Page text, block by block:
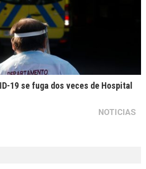
19 se fuga dos veces de Hospital
NOTICIAS